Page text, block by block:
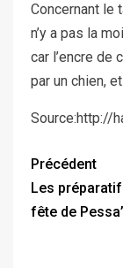
Concernant le
n’y a pas la
car l’encre de
par un chien,
Source:http://
Précédent
Les
fête de